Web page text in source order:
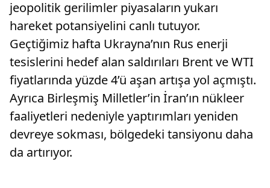
jeopolitik gerilimler piyasaların yukarı
hareket potansiyelini canlı tutuyor.
Geçtiğimiz hafta Ukrayna’nın Rus enerji
tesislerini hedef alan saldırıları Brent ve WTI
fiyatlarında yüzde 4’ü aşan artışa yol açmıştı.
Ayrıca Birleşmiş Milletler’in İran’ın nükleer
faaliyetleri nedeniyle yaptırımları yeniden
devreye sokması, bölgedeki tansiyonu daha
da artırıyor.